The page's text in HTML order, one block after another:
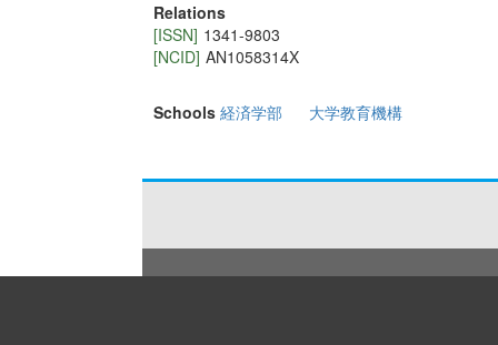
Relations
[ISSN] 1341-9803
[NCID] AN1058314X
Schools 経済学部 大学教育機構